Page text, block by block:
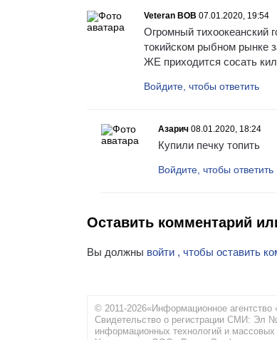
Veteran BOB 07.01.2020, 19:54
Огромный тихоокеанский
токийском рыбном рынке
ЖЕ приходится сосать
Войдите, чтобы ответить
Азарич 08.01.2020, 18:24
Купили печку топить
Войдите, чтобы ответить
Оставить комментарий
Вы должны войти , чтобы оставить
© 2011-2026«Информационное агентство
Свидетельство о регистрации СМИ: Эл
информационных технологий и